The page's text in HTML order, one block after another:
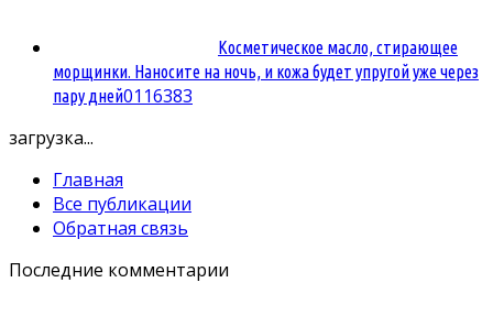
Косметическое масло, стирающее
морщинки. Наносите на ночь, и кожа будет упругой уже через
пару дней0116383
загрузка...
Главная
Все публикации
Обратная связь
Последние комментарии